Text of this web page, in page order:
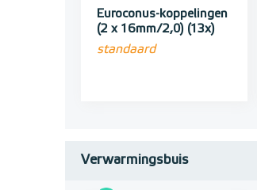
Euroconus-koppelingen
(2 x 16mm/2,0) (13x)
standaard
Verwarmingsbuis